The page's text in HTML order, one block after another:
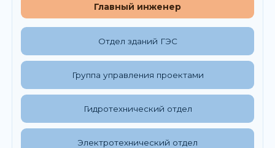
Главный инженер
Отдел зданий ГЭС
Группа управления проектами
Гидротехнический отдел
Электротехнический отдел